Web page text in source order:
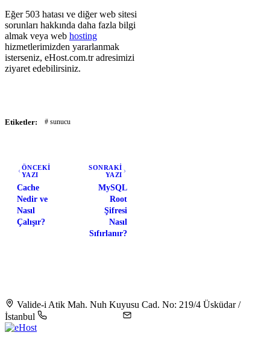
Eğer 503 hatası ve diğer web sitesi
sorunları hakkında daha fazla bilgi
almak veya web hosting
hizmetlerimizden yararlanmak
isterseniz, eHost.com.tr adresimizi
ziyaret edebilirsiniz.
Etiketler: # sunucu
ÖNCEKİ
YAZI
Cache
Nedir ve
Nasıl
Çalışır?
SONRAKİ
YAZI
MySQL
Root
Şifresi
Nasıl
Sıfırlanır?
Valide-i Atik Mah. Nuh Kuyusu Cad. No: 219/4 Üsküdar /
İstanbul